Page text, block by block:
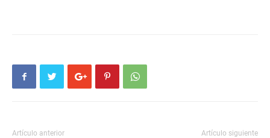
Artículo anterior Artículo siguiente